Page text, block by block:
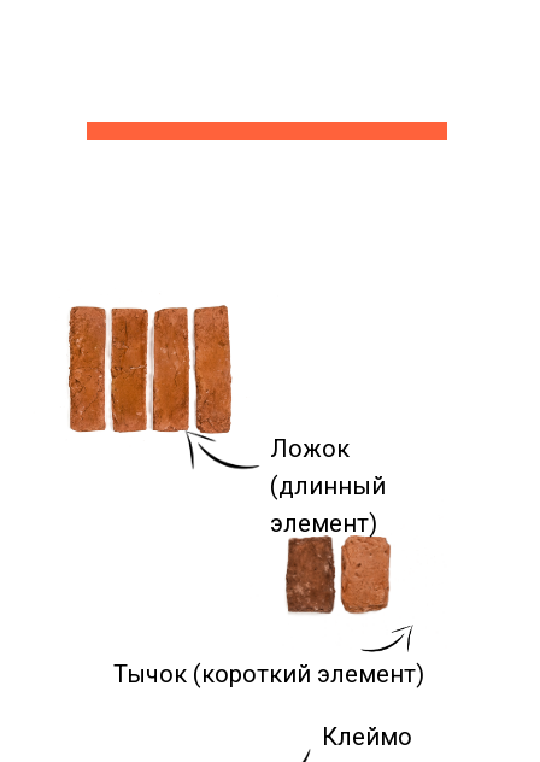
Ложок
(длинный
элемент)
Клеймо
Тычок (короткий элемент)